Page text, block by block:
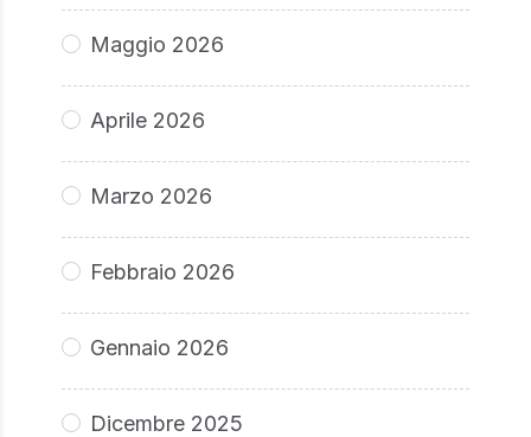
Maggio 2026
Aprile 2026
Marzo 2026
Febbraio 2026
Gennaio 2026
Dicembre 2025